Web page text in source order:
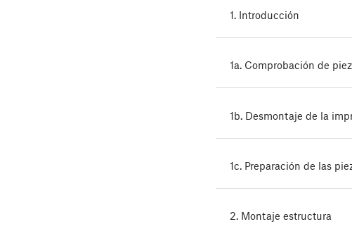
1. Introducción
1a. Comprobación de
1b. Desmontaje de la
1c. Preparación de las
2. Montaje estructura